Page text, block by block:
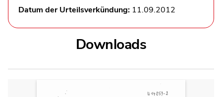
Datum der Urteilsverkündung: 11.09.2012
Downloads